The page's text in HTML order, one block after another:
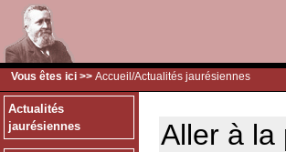
Vous êtes ici >> Accueil /Actualités jaurésiennes
Actualités
jaurésiennes
Aller à la